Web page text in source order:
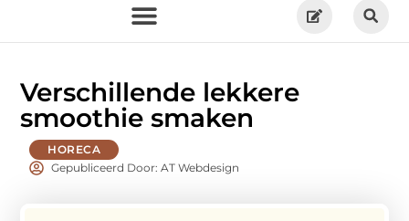
Verschillende lekkere
smoothie smaken
HORECA
Gepubliceerd Door: AT Webdesign